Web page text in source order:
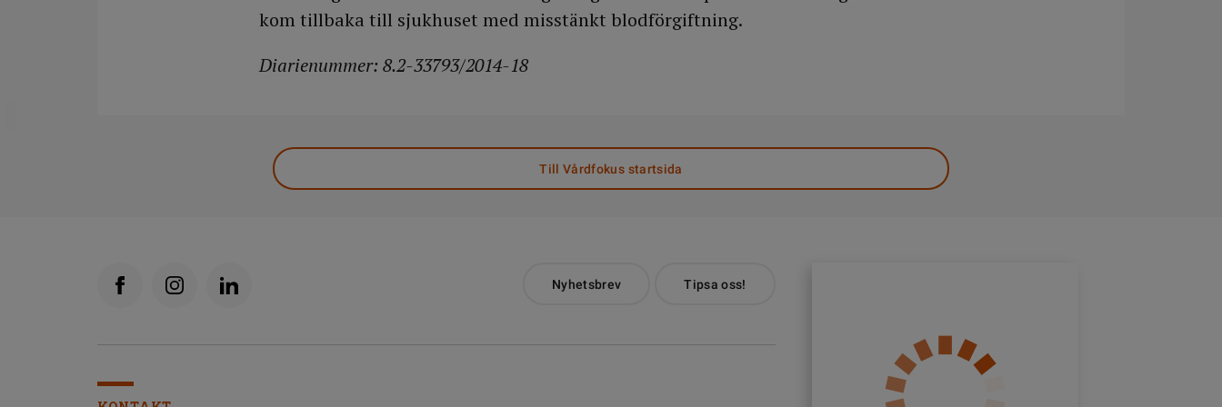
kom tillbaka till sjukhuset med misstänkt blodförgiftning.
Diarienummer: 8.2-33793/2014-18
Till Vårdfokus startsida
Nyhetsbrev Tipsa oss!